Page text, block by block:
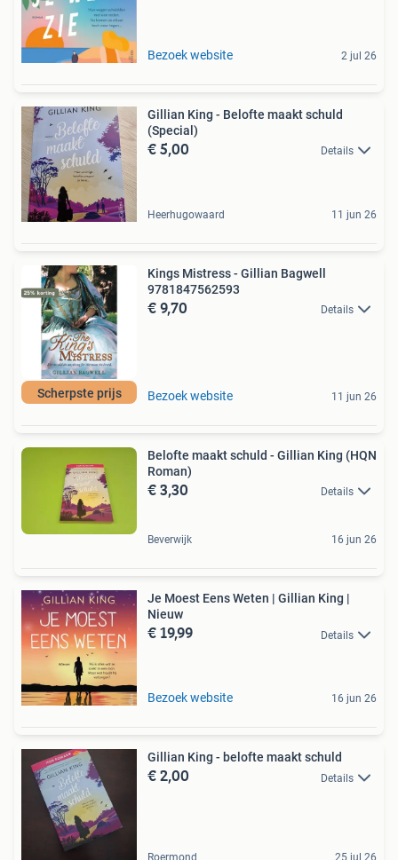
Bezoek website 2 jul 26
Gillian King - Belofte maakt schuld
(Special)
€ 5,00 Details
Heerhugowaard 11 jun 26
Scherpste prijs
Kings Mistress - Gillian Bagwell
9781847562593
€ 9,70 Details
Bezoek website 11 jun 26
Belofte maakt schuld - Gillian King (HQN
Roman)
€ 3,30 Details
Beverwijk 16 jun 26
Je Moest Eens Weten | Gillian King |
Nieuw
€ 19,99 Details
Bezoek website 16 jun 26
Gillian King - belofte maakt schuld
€ 2,00 Details